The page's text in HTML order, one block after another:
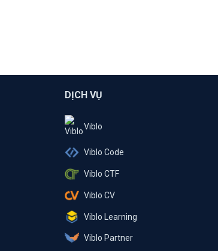
DỊCH VỤ
Viblo
Viblo Code
Viblo CTF
Viblo CV
Viblo Learning
Viblo Partner